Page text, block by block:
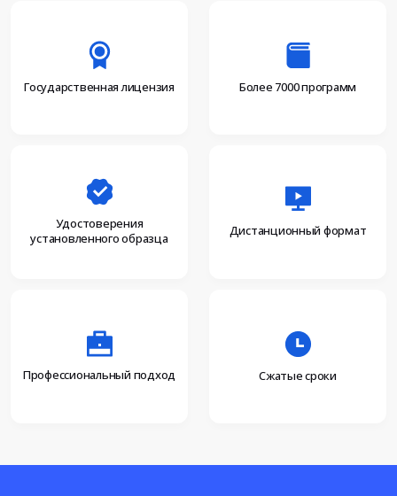
Государственная лицензия Более 7000 программ
Удостоверения
установленного образца
Дистанционный формат
Профессиональный подход Сжатые сроки